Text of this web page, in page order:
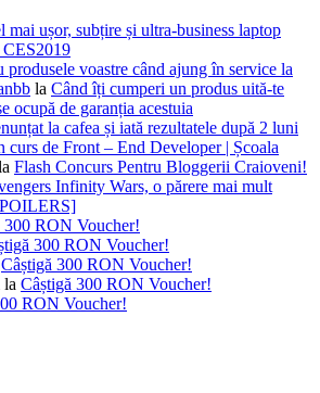
mai ușor, subțire și ultra-business laptop
CES2019
produsele voastre când ajung în service la
la Când îți cumperi un produs uită-te
ocupă de garanția acestuia
la cafea și iată rezultatele după 2 luni
curs de Front – End Developer | Școala
Flash Concurs Pentru Bloggerii Craioveni!
Infinity Wars, o părere mai mult
300 RON Voucher!
300 RON Voucher!
Câștigă 300 RON Voucher!
la Câștigă 300 RON Voucher!
RON Voucher!